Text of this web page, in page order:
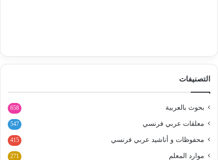
التصنيفات
بحوث بالعربية 658
معلقات عربي فرنسي 547
محفوظات و أناشيد عربي فرنسي 415
موارد المعلم 271